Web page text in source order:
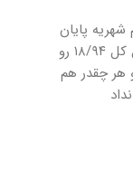
پایان
نامه دکترا رو پرداخت کنم،در صورتیکه معدل کل ۱۸/۹۴ رو
۱۹قبول شدم،و هر چقدر هم